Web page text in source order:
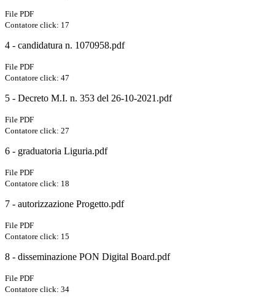
File PDF
Contatore click: 17
4 - candidatura n. 1070958.pdf
File PDF
Contatore click: 47
5 - Decreto M.I. n. 353 del 26-10-2021.pdf
File PDF
Contatore click: 27
6 - graduatoria Liguria.pdf
File PDF
Contatore click: 18
7 - autorizzazione Progetto.pdf
File PDF
Contatore click: 15
8 - disseminazione PON Digital Board.pdf
File PDF
Contatore click: 34